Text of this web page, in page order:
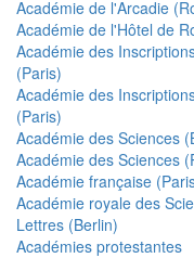
Académie de l'Arcadie
Académie de l'Hôtel de
Académie des
(Paris)
Académie des
(Paris)
Académie des Sciences
Académie des Sciences
Académie française
Académie royale des
Lettres (Berlin)
Académies protestantes